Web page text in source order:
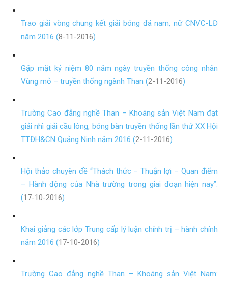
Trao giải vòng chung kết giải bóng đá nam, nữ CNVC-LĐ
năm 2016 (8-11-2016)
Gặp mặt kỷ niệm 80 năm ngày truyền thống công nhân
Vùng mỏ – truyền thống ngành Than (2-11-2016)
Trường Cao đẳng nghề Than – Khoáng sản Việt Nam đạt
giải nhì giải cầu lông, bóng bàn truyền thống lần thứ XX Hội
TTĐH&CN Quảng Ninh năm 2016 (2-11-2016)
Hội thảo chuyên đề “Thách thức – Thuận lợi – Quan điểm
– Hành động của Nhà trường trong giai đoạn hiện nay”.
(17-10-2016)
Khai giảng các lớp Trung cấp lý luận chính trị – hành chính
năm 2016 (17-10-2016)
Trường Cao đẳng nghề Than – Khoáng sản Việt Nam: